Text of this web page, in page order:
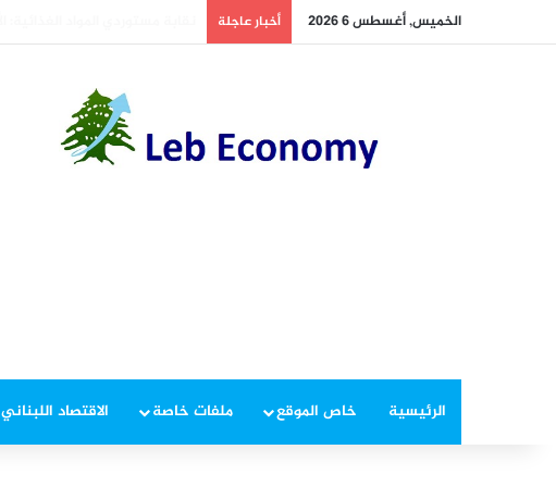
الخميس, أغسطس 6 2026 أخبار عاجلة
الرئيسية خاص الموقع ملفات خاصة الاقتصاد اللبناني